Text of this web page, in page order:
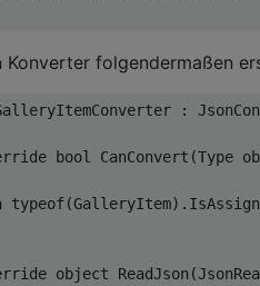
Konverter folgendermaßen
:
bool CanConvert (Type
typeof
object ReadJson (